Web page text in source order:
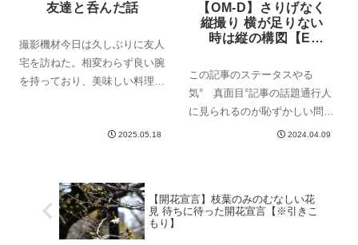
友達と呑んだ話
撮影機材今日は久しぶりに友人
宅を訪ねた。相変わらず良い腕
を持っており、美味しい料理が
っと、散歩いかね？」一も二も
学生の血が残ってい...
2025.05.18
【OM-D】さりげなく
縦撮り 横が足りない
時は縦の構図【E-
この記事のステータスやる
気° 真面目°記事の話題通行人
に見られるのが恥ずかしい問題
縦撮りにするとさりげなく写真
例えば散歩している時。大きな
2024.04.09
【開花宣言】枝葉のみのむなしい花
見 待ちに待った開花宣言【※引きこ
もり】